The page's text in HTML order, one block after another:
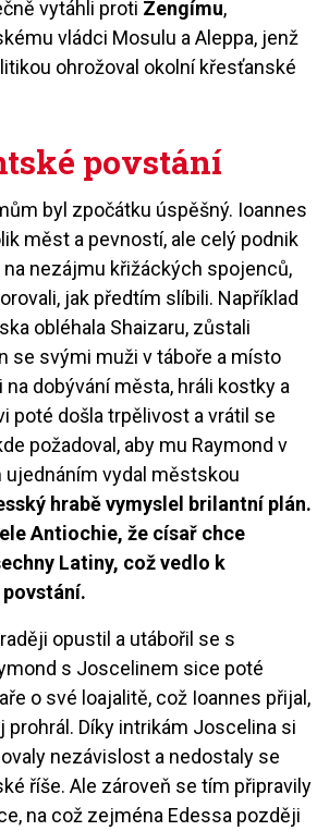
vytáhli proti Zengímu,
vládci Mosulu a Aleppa, jenž
ohrožoval okolní křesťanské
povstání
byl zpočátku úspěšný. Ioannes
měst a pevností, ale celý podnik
nezájmu křižáckých spojenců,
jak předtím slíbili. Například
obléhala Shaizaru, zůstali
se svými muži v táboře a místo
dobývání města, hráli kostky a
poté došla trpělivost a vrátil se
požadoval, aby mu Raymond v
vydal městskou
hrabě vymyslel brilantní plán.
Antiochie, že císař chce
Latiny, což vedlo k
opustil a utábořil se s
s Joscelinem sice poté
o své loajalitě, což Ioannes přijal,
Díky intrikám Joscelina si
nezávislost a nedostaly se
říše. Ale zároveň se tím připravily
na což zejména Edessa později